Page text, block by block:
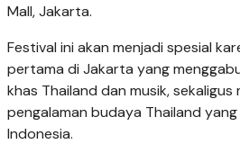
Mall, Jakarta.
Festival ini akan menjadi spesial
pertama di Jakarta yang
khas Thailand dan musik, sekaligus
pengalaman budaya Thailand
Indonesia.